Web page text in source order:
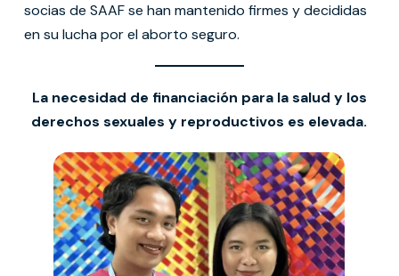
socias de SAAF se han mantenido firmes y decididas
en su lucha por el aborto seguro.
La necesidad de financiación para la salud y los
derechos sexuales y reproductivos es elevada.